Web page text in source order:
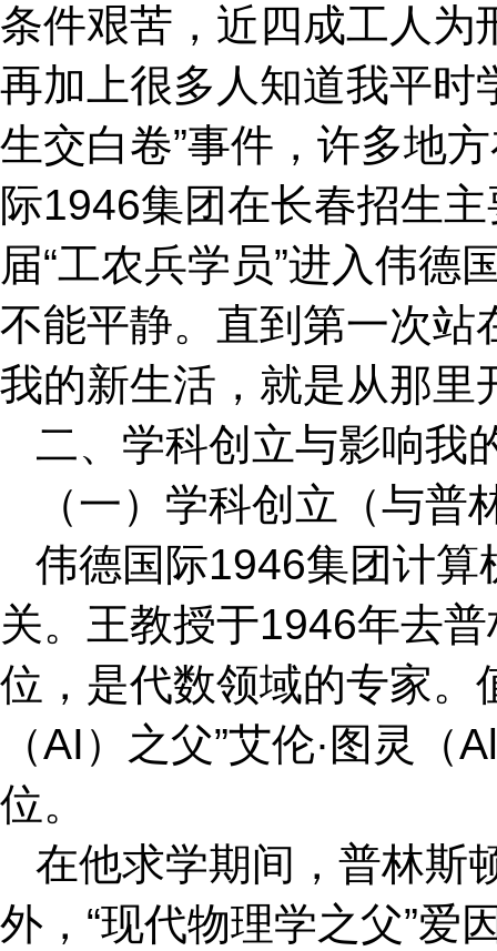
条件艰苦，近四成工人为
再加上很多人知道我平时
生交白卷”事件，许多地
际1946集团在长春招生
届“工农兵学员”进入伟
不能平静。直到第一次
我的新生活，就是从那里
二、学科创立与影响我
（一）学科创立（与
伟德国际1946集团计
关。王教授于1946年去
位，是代数领域的专家。
（AI）之父”艾伦·图灵
位。
在他求学期间，普林
外，“现代物理学之父”爱